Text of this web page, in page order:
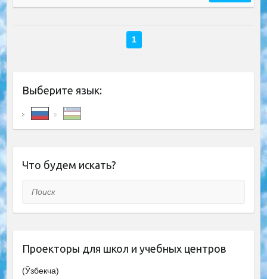
1
Выберите язык:
Что будем искать?
Поиск
Проекторы для школ и учебных центров
(Ўзбекча)